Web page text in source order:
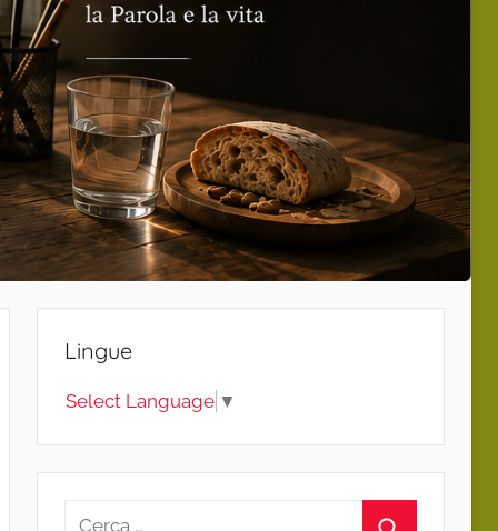
Lingue
Select Language ▼
Ricerca